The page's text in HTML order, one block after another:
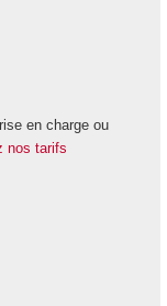
en charge ou
nos tarifs